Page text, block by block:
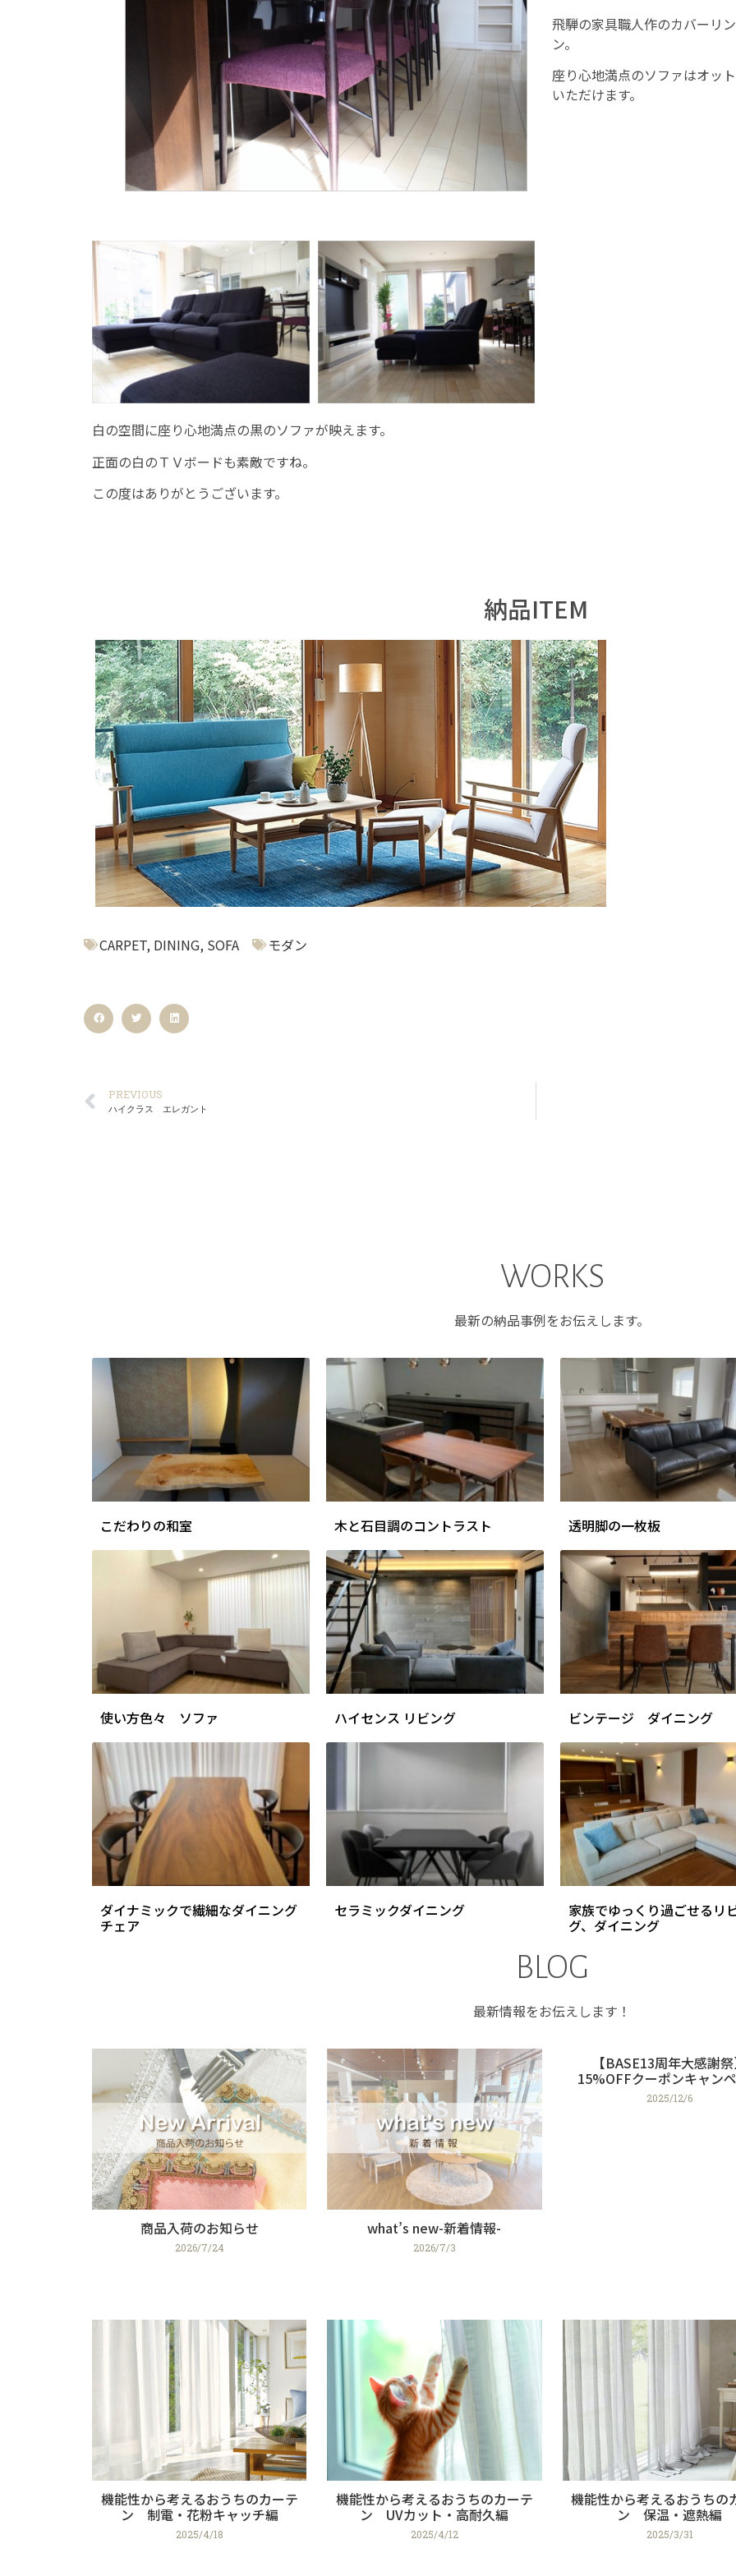
飛騨の家具職人作のカバーリ
ン。
座り心地満点のソファはオッ
いただけます。
白の空間に座り心地満点の黒のソファが映えます。
正面の白のＴＶボードも素敵ですね。
この度はありがとうございます。
納品ITEM
CARPET, DINING, SOFA モダン
PREVIOUS
ハイクラス エレガント
WORKS
最新の納品事例をお伝えします。
こだわりの和室 木と石目調のコントラスト 透明脚の一枚板
使い方色々 ソファ ハイセンス リビング ビンテージ ダイニング
ダイナミックで繊細なダイニング
チェア
セラミックダイニング 家族でゆっくり過ごせるリ
グ、ダイニング
BLOG
最新情報をお伝えします！
商品入荷のお知らせ
2026/7/24
what’s new-新着情報-
2026/7/3
【BASE13周年大感謝
15%OFFクーポンキャン
2025/12/6
機能性から考えるおうちのカーテ
ン 制電・花粉キャッチ編
2025/4/18
機能性から考えるおうちのカーテ
ン UVカット・高耐久編
2025/4/12
機能性から考えるおうちの
ン 保温・遮熱編
2025/3/31